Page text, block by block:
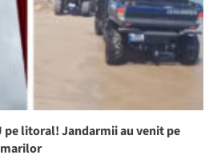
pe litoral! Jandarmii au venit pe